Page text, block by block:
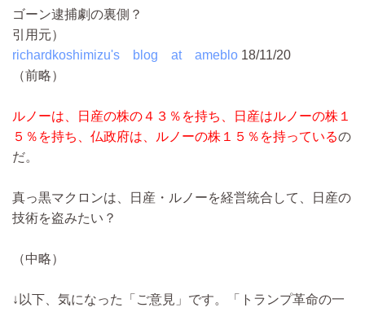
ゴーン逮捕劇の裏側？
引用元）
richardkoshimizu's blog at ameblo 18/11/20
（前略）
ルノーは、日産の株の４３％を持ち、日産はルノーの株１
５％を持ち、仏政府は、ルノーの株１５％を持っているの
だ。
真っ黒マクロンは、日産・ルノーを経営統合して、日産の
技術を盗みたい？
（中略）
↓以下、気になった「ご意見」です。「トランプ革命の一